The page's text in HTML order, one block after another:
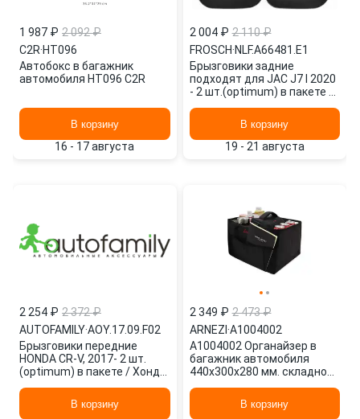
1 987 ₽ 2 092 ₽
C2R·HT096
Автобокс в багажник
автомобиля HT096 C2R
В корзину
16 - 17 августа
2 004 ₽ 2 110 ₽
FROSCH·NLF.A66481.E1
Брызговики задние
подходят для JAC J7 I 2020
- 2 шт.(optimum) в пакете /
FROSCH
В корзину
19 - 21 августа
2 254 ₽ 2 372 ₽
AUTOFAMILY·AOY.17.09.F02
Брызговики передние
HONDA CR-V, 2017- 2 шт.
(optimum) в пакете / Хонда
AUTOFAMILYВ корзину
2 349 ₽ 2 473 ₽
ARNEZI ·A1004002
A1004002 Органайзер в
багажник автомобиля
440х300х280 мм. складной
А1004002В корзину